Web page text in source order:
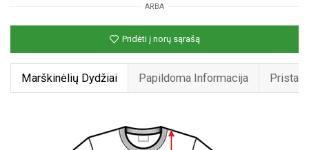
spauda
„Panda
hipsteris“
ARBA
Pridėti į norų sąrašą
Marškinėlių Dydžiai Papildoma Informacija